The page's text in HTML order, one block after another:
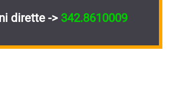
dirette -> 342.8610009